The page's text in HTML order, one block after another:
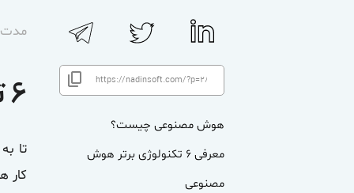
هوش مصنوعی چیست؟
معرفی ۶ تکنولوژی برتر هوش
مصنوعی
مدت
۶ تکنولوژی برتر هوش مصنوعی
تا
کار